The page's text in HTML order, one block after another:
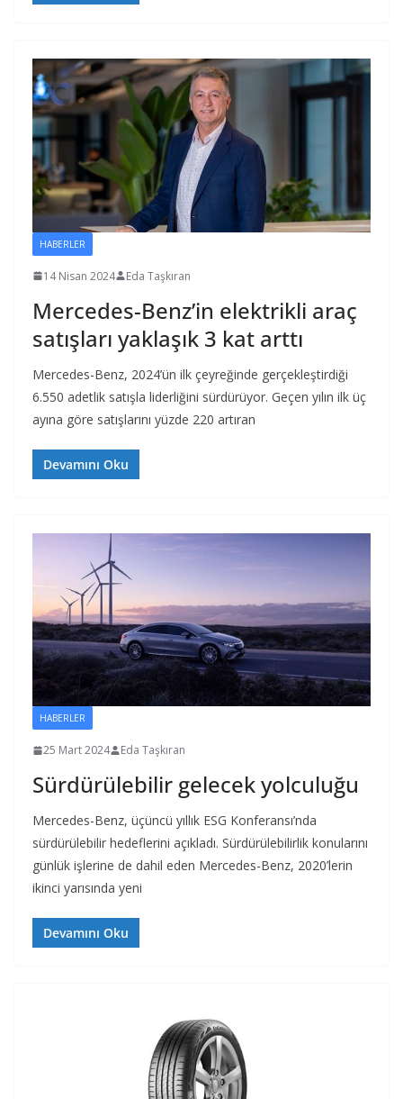
HABERLER
14 Nisan 2024 Eda Taşkıran
Mercedes-Benz’in elektrikli araç
satışları yaklaşık 3 kat arttı
Mercedes-Benz, 2024’ün ilk çeyreğinde gerçekleştirdiği
6.550 adetlik satışla liderliğini sürdürüyor. Geçen yılın ilk üç
ayına göre satışlarını yüzde 220 artıran
Devamını Oku
HABERLER
25 Mart 2024 Eda Taşkıran
Sürdürülebilir gelecek yolculuğu
Mercedes-Benz, üçüncü yıllık ESG Konferansı’nda
sürdürülebilir hedeflerini açıkladı. Sürdürülebilirlik konularını
günlük işlerine de dahil eden Mercedes-Benz, 2020’lerin
ikinci yarısında yeni
Devamını Oku